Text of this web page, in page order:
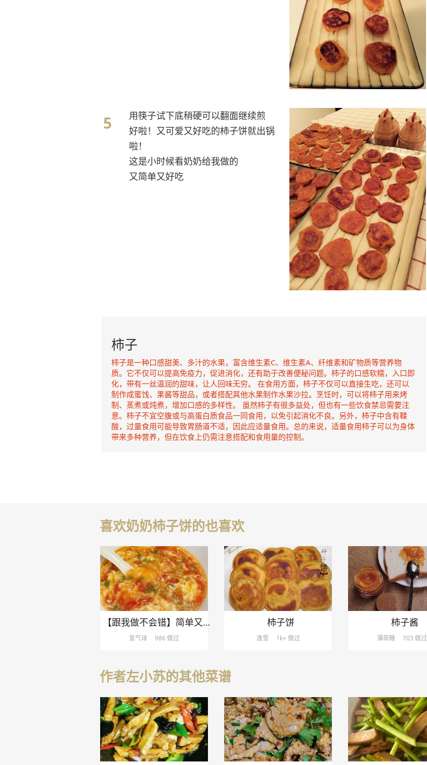
用筷子试下底稍硬可以翻面继续煎
好啦！又可爱又好吃的柿子饼就出锅
啦！
这是小时候看奶奶给我做的
又简单又好吃
柿子
柿子是一种口感甜美、多汁的水果，富含维生素C、维生素A、纤维素和矿物质等营养物
质。它不仅可以提高免疫力，促进消化，还有助于改善便秘问题。柿子的口感软糯，入口即
化，带有一丝温润的甜味，让人回味无穷。 在食用方面，柿子不仅可以直接生吃，还可以
制作成蜜饯、果酱等甜品，或者搭配其他水果制作水果沙拉。烹饪时，可以将柿子用来烤
制、蒸煮或炖煮，增加口感的多样性。 虽然柿子有很多益处，但也有一些饮食禁忌需要注
意。柿子不宜空腹或与高蛋白质食品一同食用，以免引起消化不良。另外，柿子中含有鞣
酸，过量食用可能导致胃肠道不适，因此应适量食用。总的来说，适量食用柿子可以为身体
带来多种营养，但在饮食上仍需注意搭配和食用量的控制。
喜欢奶奶柿子饼的也喜欢
【跟我做不会错】简单又好喝的西红柿鸡蛋汤，家常又营养哦
氢气球 986 做过
柿子饼
逸雪 1k+ 做过
柿子酱
薄荷糖 703 做过
作者左小苏的其他菜谱